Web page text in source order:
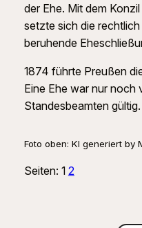
der Ehe. Mit dem
setzte sich die
beruhende
1874 führte Preußen
Eine Ehe war nur noch
Standesbeamten gültig.
Foto oben: KI generiert by
Seiten: 1 2